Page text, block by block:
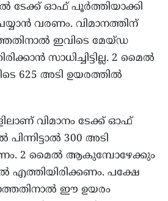
ടേക്ക് ഓഫ് പൂർത്തിയാക്കി
വരണം. വിമാനത്തിന്
ഇവിടെ മേയ്ഡ
സാധിച്ചിട്ടില്ല. 2 മൈൽ
625 അടി ഉയരത്തിൽ
വിമാനം ടേക്ക് ഓഫ്
300 അടി
2 മൈൽ ആകുമ്പോഴേക്കും
എത്തിയിരിക്കണം. പക്ഷേ
ഈ ഉയരം